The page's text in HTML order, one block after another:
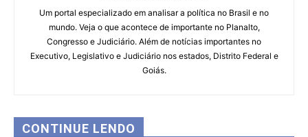
Um portal especializado em analisar a política no Brasil e no
mundo. Veja o que acontece de importante no Planalto,
Congresso e Judiciário. Além de notícias importantes no
Executivo, Legislativo e Judiciário nos estados, Distrito Federal e
Goiás.
CONTINUE LENDO